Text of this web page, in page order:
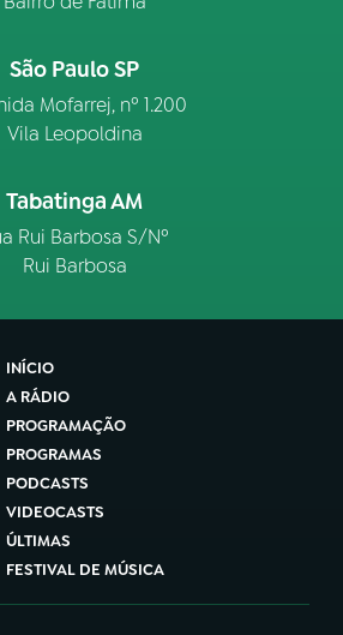
São Paulo SP
Mofarrej, nº 1.200
Vila Leopoldina
Tabatinga AM
Rui Barbosa S/Nº
Rui Barbosa
INÍCIO
A RÁDIO
PROGRAMAÇÃO
PROGRAMAS
PODCASTS
VIDEOCASTS
ÚLTIMAS
FESTIVAL DE MÚSICA